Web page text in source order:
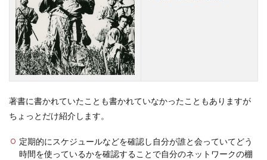
著書に書かれていたことも書かれていなかったこともありますが
ちょっとだけ紹介します。
定期的にスケジュールなどを確認し自分が誰と会っていてどう
時間を使っているかを確認することで自分のネットワークの棚